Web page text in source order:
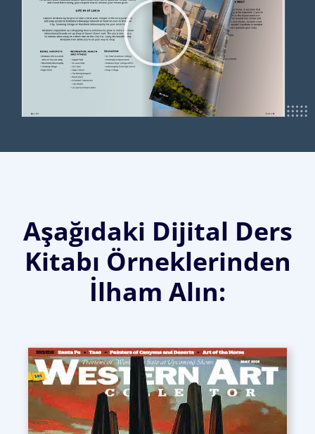
Aşağıdaki Dijital Ders
Kitabı Örneklerinden
İlham Alın: